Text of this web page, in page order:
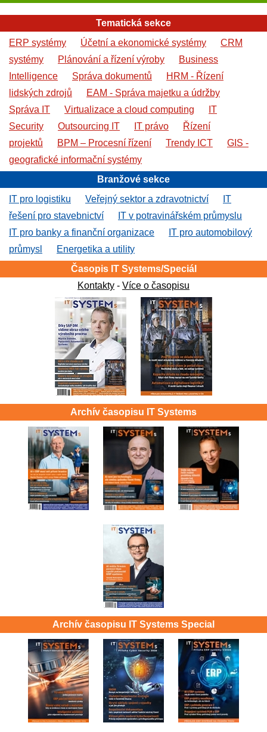
Tematická sekce
ERP systémy
Účetní a ekonomické systémy
CRM
systémy
Plánování a řízení výroby
Business
Intelligence
Správa dokumentů
HRM - Řízení
lidských zdrojů
EAM - Správa majetku a údržby
Správa IT
Virtualizace a cloud computing
IT
Security
Outsourcing IT IT právo
Řízení
projektů
BPM – Procesní řízení Trendy ICT
GIS -
geografické informační systémy
Branžové sekce
IT pro logistiku
Veřejný sektor a zdravotnictví
IT
řešení pro stavebnictví
IT v potravinářském průmyslu
IT pro banky a finanční organizace
IT pro automobilový
průmysl
Energetika a utility
Časopis IT Systems/Speciál
Kontakty - Více o časopisu
Archív časopisu IT Systems
Archív časopisu IT Systems Special